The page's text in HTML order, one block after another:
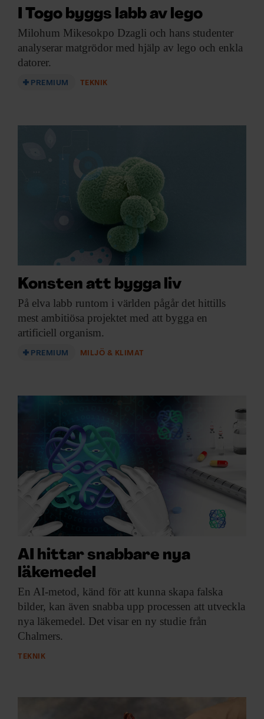
I Togo byggs labb av lego
Milohum Mikesokpo Dzagli och hans studenter
analyserar matgrödor med hjälp av lego och enkla
datorer.
PREMIUM TEKNIK
Konsten att bygga liv
På elva labb runtom i världen pågår det hittills
mest ambitiösa projektet med att bygga en
artificiell organism.
PREMIUM MILJÖ & KLIMAT
AI hittar snabbare nya
läkemedel
En AI-metod, känd för att kunna skapa falska
bilder, kan även snabba upp processen att utveckla
nya läkemedel. Det visar en ny studie från
Chalmers.
TEKNIK